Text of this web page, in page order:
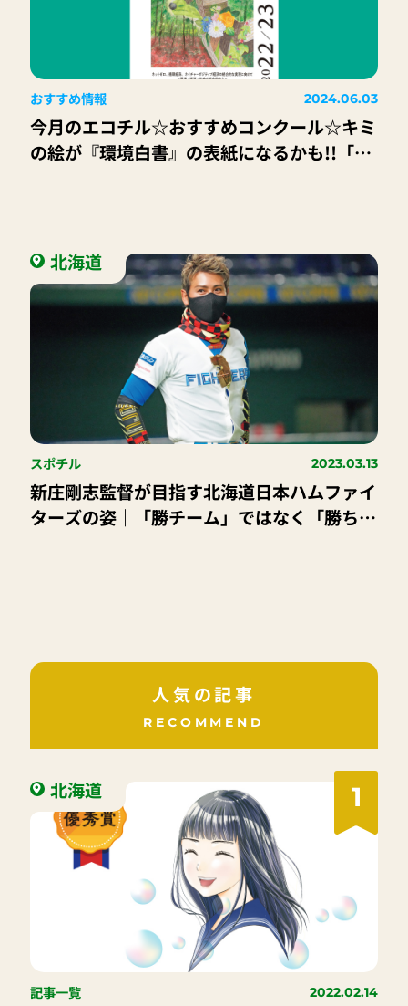
おすすめ情報 2024.06.03
今月のエコチル☆おすすめコンクール☆キミ
の絵が『環境白書』の表紙になるかも!!「第
北海道
スポチル 2023.03.13
新庄剛志監督が目指す北海道日本ハムファイ
ターズの姿｜「勝チーム」ではなく「勝ち続
人気の記事
RECOMMEND
1
北海道
記事一覧 2022.02.14